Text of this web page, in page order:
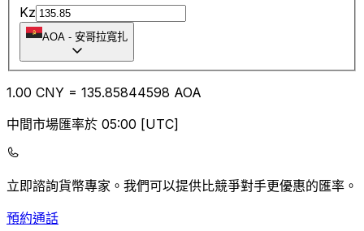
Kz
AOA - 安哥拉寬扎
1.00 CNY = 135.85844598 AOA
中間市場匯率於 05:00 [UTC]
立即諮詢貨幣專家。 我們可以提供比競爭對手更優惠的匯率。
預約通話